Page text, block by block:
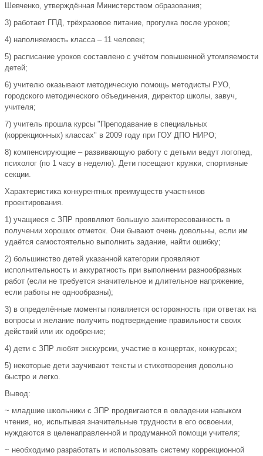
Шевченко, утверждённая Министерством образования;
3) работает ГПД, трёхразовое питание, прогулка после уроков;
4) наполняемость класса – 11 человек;
5) расписание уроков составлено с учётом повышенной утомляемости
детей;
6) учителю оказывают методическую помощь методисты РУО,
городского методического объединения, директор школы, завуч,
учителя;
7) учитель прошла курсы "Преподавание в специальных
(коррекционных) классах" в 2009 году при ГОУ ДПО НИРО;
8) компенсирующие – развивающую работу с детьми ведут логопед,
психолог (по 1 часу в неделю). Дети посещают кружки, спортивные
секции.
Характеристика конкурентных преимуществ участников
проектирования.
1) учащиеся с ЗПР проявляют большую заинтересованность в
получении хороших отметок. Они бывают очень довольны, если им
удаётся самостоятельно выполнить задание, найти ошибку;
2) большинство детей указанной категории проявляют
исполнительность и аккуратность при выполнении разнообразных
работ (если не требуется значительное и длительное напряжение,
если работы не однообразны);
3) в определённые моменты появляется осторожность при ответах на
вопросы и желание получить подтверждение правильности своих
действий или их одобрение;
4) дети с ЗПР любят экскурсии, участие в концертах, конкурсах;
5) некоторые дети заучивают тексты и стихотворения довольно
быстро и легко.
Вывод:
~ младшие школьники с ЗПР продвигаются в овладении навыком
чтения, но, испытывая значительные трудности в его освоении,
нуждаются в целенаправленной и продуманной помощи учителя;
~ необходимо разработать и использовать систему коррекционной